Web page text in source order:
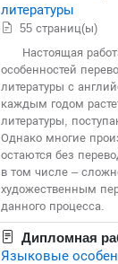
литературы
55 страниц(ы)
Настоящая
особенностей
литературы с
каждым годом
литературы,
Однако многие
остаются без
в том числе –
художественным
данного процесса.
Дипломная
Языковые